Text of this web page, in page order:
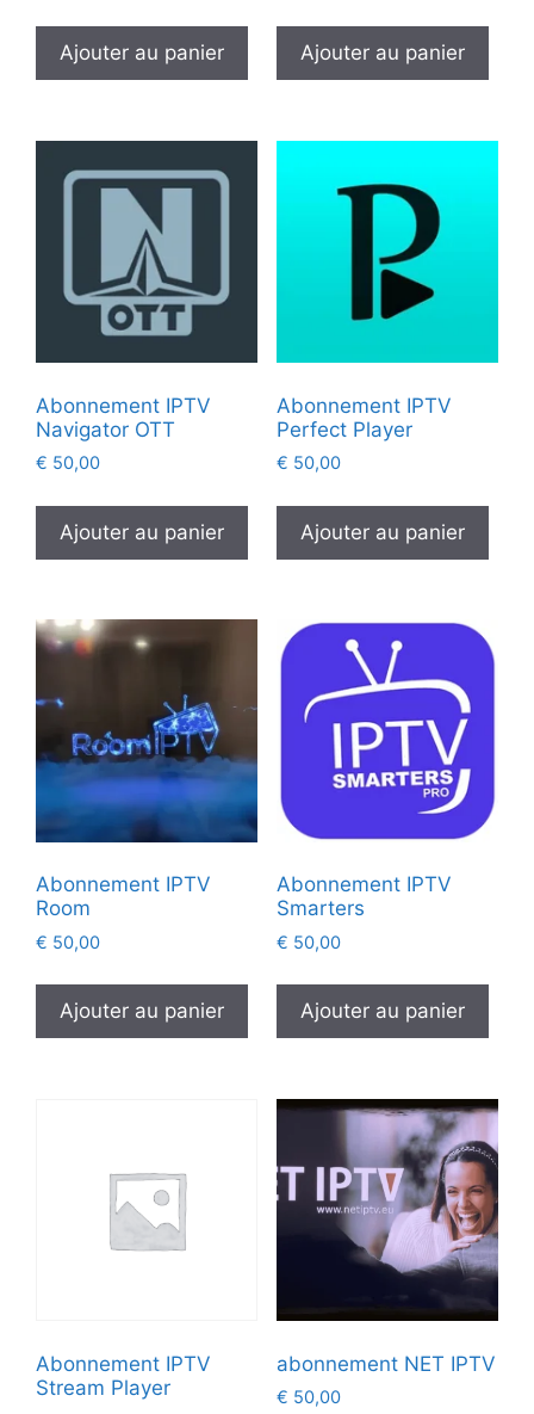
Ajouter au panier Ajouter au panier
Abonnement IPTV
Navigator OTT
€ 50,00
Ajouter au panier
Abonnement IPTV
Perfect Player
€ 50,00
Ajouter au panier
Abonnement IPTV
Room
€ 50,00
Ajouter au panier
Abonnement IPTV
Smarters
€ 50,00
Ajouter au panier
Abonnement IPTV
Stream Player
abonnement NET IPTV
€ 50,00